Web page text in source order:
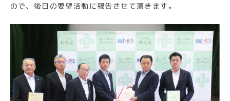
ので、後日の要望活動に報告させて頂きます。